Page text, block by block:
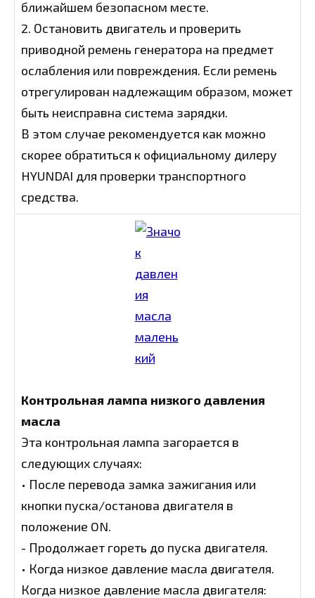
ближайшем безопасном месте.
2. Остановить двигатель и проверить
приводной ремень генератора на предмет
ослабления или повреждения. Если ремень
отрегулирован надлежащим образом, может
быть неисправна система зарядки.
В этом случае рекомендуется как можно
скорее обратиться к официальному дилеру
HYUNDAI для проверки транспортного
средства.
Контрольная лампа низкого давления
масла
Эта контрольная лампа загорается в
следующих случаях:
• После перевода замка зажигания или
кнопки пуска/останова двигателя в
положение ON.
- Продолжает гореть до пуска двигателя.
• Когда низкое давление масла двигателя.
Когда низкое давление масла двигателя: